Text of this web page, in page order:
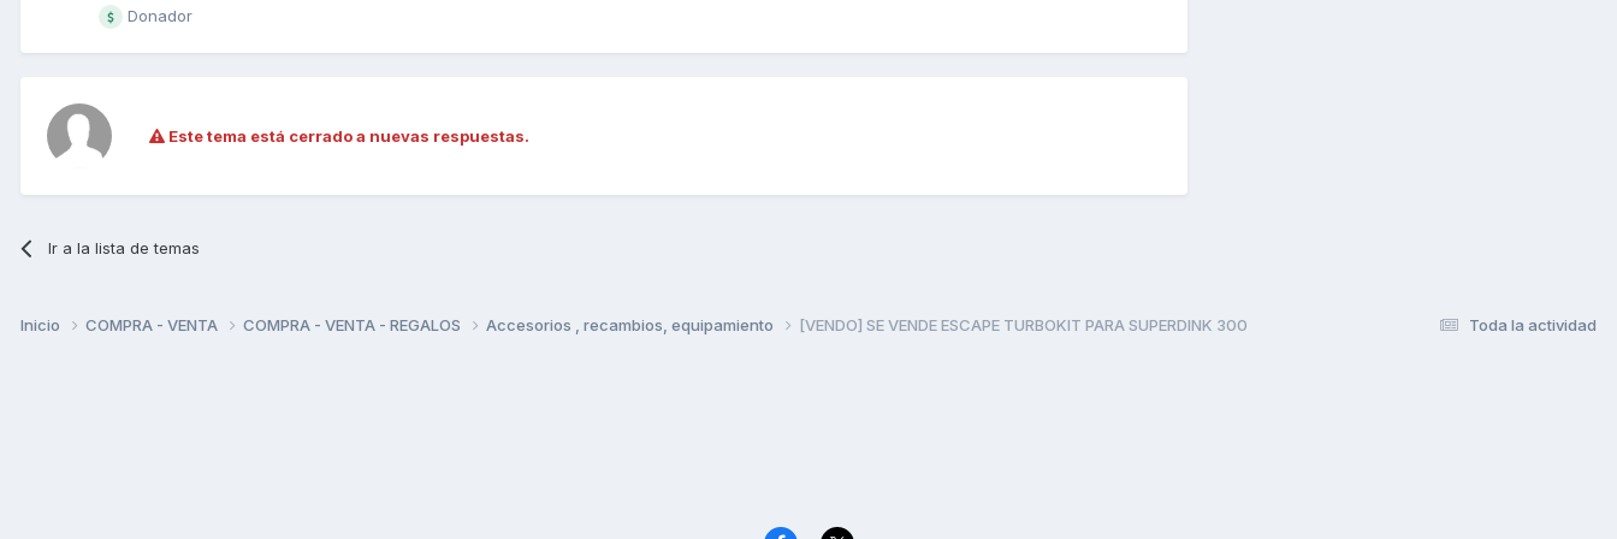
Donador
Este tema está cerrado a nuevas respuestas.
Ir a la lista de temas
Toda la actividad
Inicio COMPRA - VENTA COMPRA - VENTA - REGALOS Accesorios , recambios, equipamiento [VENDO] SE VENDE ESCAPE TURBOKIT PARA SUPERDINK 300